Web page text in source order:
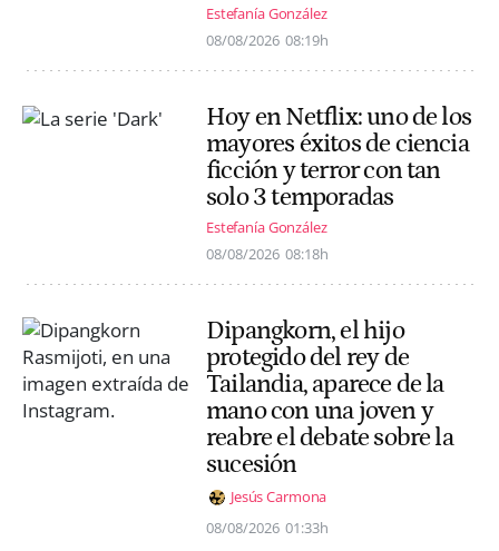
Estefanía González
08/08/2026 08:19h
Hoy en Netflix: uno de los
mayores éxitos de ciencia
ficción y terror con tan
solo 3 temporadas
Estefanía González
08/08/2026 08:18h
Dipangkorn, el hijo
protegido del rey de
Tailandia, aparece de la
mano con una joven y
reabre el debate sobre la
sucesión
Jesús Carmona
08/08/2026 01:33h